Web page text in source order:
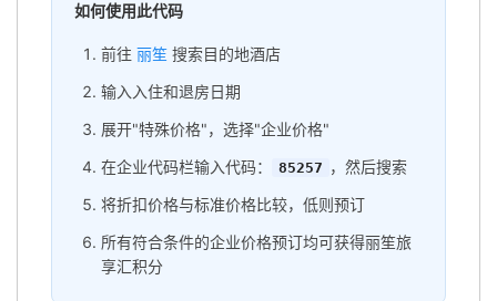
如何使用此代码
前往 丽笙 搜索目的地酒店
输入入住和退房日期
展开"特殊价格"，选择"企业价格"
在企业代码栏输入代码：
85257 ，然后搜索
将折扣价格与标准价格比较，低则预订
所有符合条件的企业价格预订均可获得丽笙旅
享汇积分